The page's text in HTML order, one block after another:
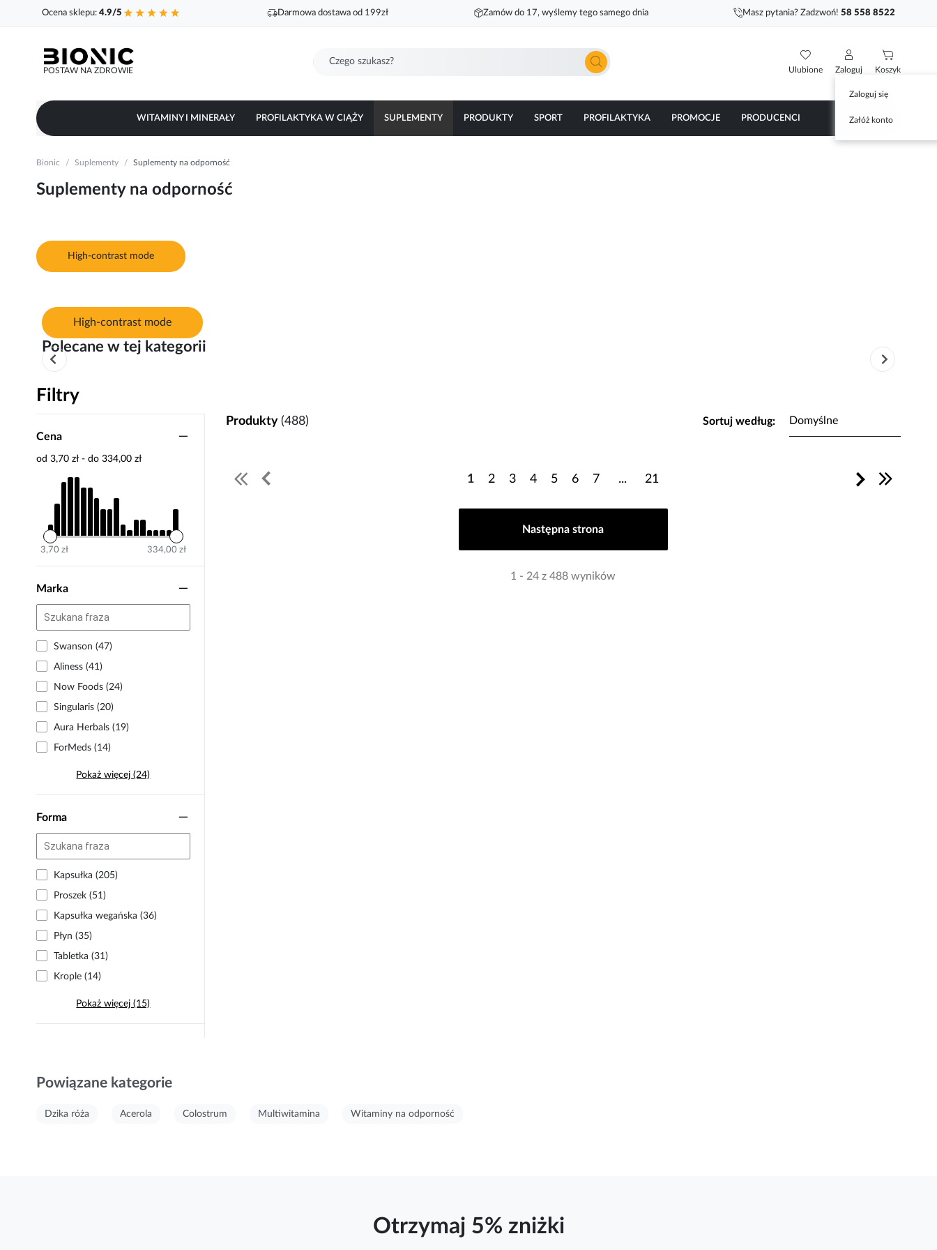
Ocena sklepu: 4.9/5 Darmowa dostawa od 199zł Zamów do 17, wyślemy tego samego dnia Masz pytania? Zadzwoń! 58 558 8522
POSTAW NA ZDROWIE
Szukaj
Ulubione
Zaloguj
Zaloguj się
Załóż konto
Koszyk
WITAMINY I MINERAŁY PROFILAKTYKA W CIĄŻY SUPLEMENTY PRODUKTY SPORT PROFILAKTYKA PROMOCJE PRODUCENCI
Bionic Suplementy Suplementy na odporność
Suplementy na odporność
High-contrast mode
High-contrast mode
Polecane w tej kategorii
Filtry
Cena
od 3,70 zł - do 334,00 zł
3,70 zł 334,00 zł
Marka
Swanson (47)
Aliness (41)
Now Foods (24)
Singularis (20)
Aura Herbals (19)
ForMeds (14)
Pokaż więcej (24)
Forma
Kapsułka (205)
Proszek (51)
Kapsułka wegańska (36)
Płyn (35)
Tabletka (31)
Krople (14)
Pokaż więcej (15)
Sortuj według:
Produkty (488)
1 2 3 4 5 6 7 ... 21
Następna strona
1 - 24 z 488 wyników
Powiązane kategorie
Dzika róża Acerola Colostrum Multiwitamina Witaminy na odporność
Otrzymaj 5% zniżki